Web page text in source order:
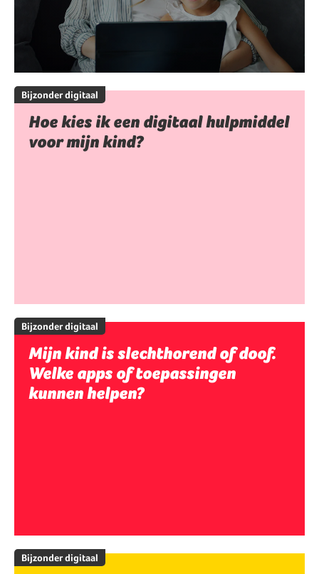
Bijzonder digitaal
Hoe kies ik een digitaal hulpmiddel
voor mijn kind?
Bijzonder digitaal
Mijn kind is slechthorend of doof.
Welke apps of toepassingen
kunnen helpen?
Bijzonder digitaal